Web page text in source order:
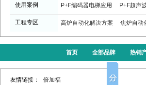
使用案例 P+F编码器电梯应用 P+F超声
工程专区 高炉自动化解决方案 焦炉自动
首页 全部品牌 热销
友情链接： 倍加福